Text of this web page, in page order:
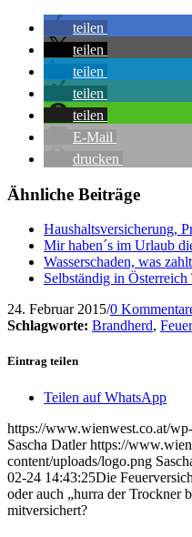
teilen
teilen
teilen
teilen
teilen
E-Mail
drucken
Ähnliche Beiträge
Haushaltsversicherung,
Mir haben´s im Urlaub
Wasserschaden, was
Selbständig in
24. Februar 2015/0
Schlagworte: Brandherd, Feuer
Eintrag teilen
Teilen auf WhatsApp
https://www.wienwest.co.at/
Sascha Datler https://
content/uploads/logo.png
02-24 14:43:25Die
oder auch „hurra der Trockner
mitversichert?